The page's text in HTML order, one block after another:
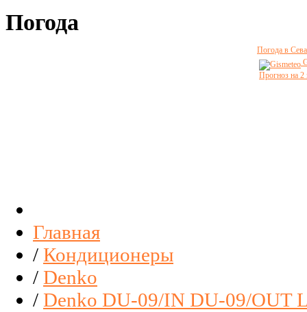
Погода
Погода в
Прогноз на 2
Главная
/ Кондиционеры
/ Denko
/ Denko DU-09/IN DU-09/OUT